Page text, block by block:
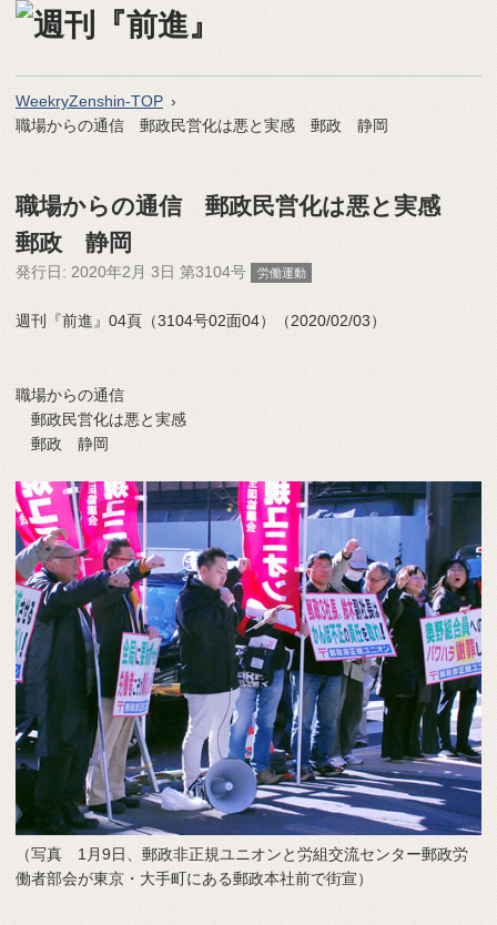
WeekryZenshin-TOP
職場からの通信 郵政民営化は悪と実感 郵政 静岡
職場からの通信 郵政民営化は悪と実感
郵政 静岡
発行日: 2020年2月 3日 第3104号 労働運動
週刊『前進』04頁（3104号02面04）（2020/02/03）
職場からの通信
郵政民営化は悪と実感
郵政 静岡
（写真 1月9日、郵政非正規ユニオンと労組交流センター郵政労
働者部会が東京・大手町にある郵政本社前で街宣）